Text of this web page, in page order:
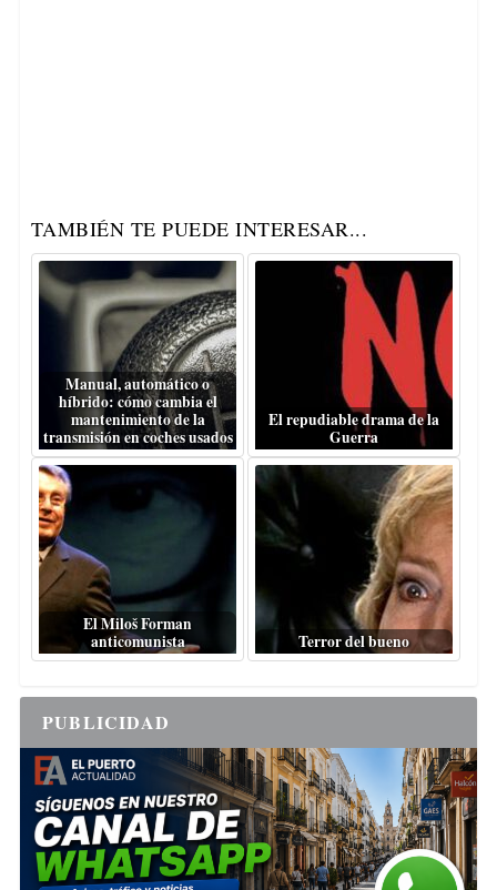
TAMBIÉN TE PUEDE INTERESAR...
Manual, automático o
híbrido: cómo cambia el
mantenimiento de la
transmisión en coches usados
El repudiable drama de la
Guerra
El Miloš Forman
anticomunista
Terror del bueno
PUBLICIDAD